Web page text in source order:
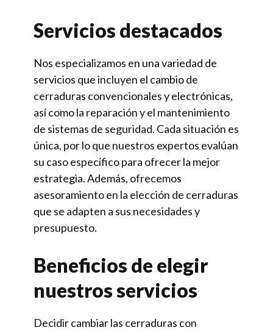
Servicios destacados
Nos especializamos en una variedad de
servicios que incluyen el cambio de
cerraduras convencionales y electrónicas,
así como la reparación y el mantenimiento
de sistemas de seguridad. Cada situación es
única, por lo que nuestros expertos evalúan
su caso específico para ofrecer la mejor
estrategia. Además, ofrecemos
asesoramiento en la elección de cerraduras
que se adapten a sus necesidades y
presupuesto.
Beneficios de elegir
nuestros servicios
Decidir cambiar las cerraduras con